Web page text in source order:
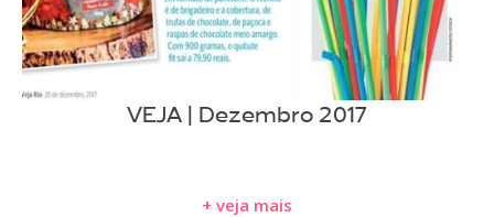
VEJA | Dezembro 2017
+ veja mais